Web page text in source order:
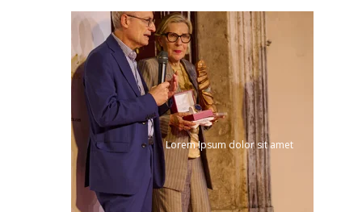
Lorem Ipsum dolor sit amet